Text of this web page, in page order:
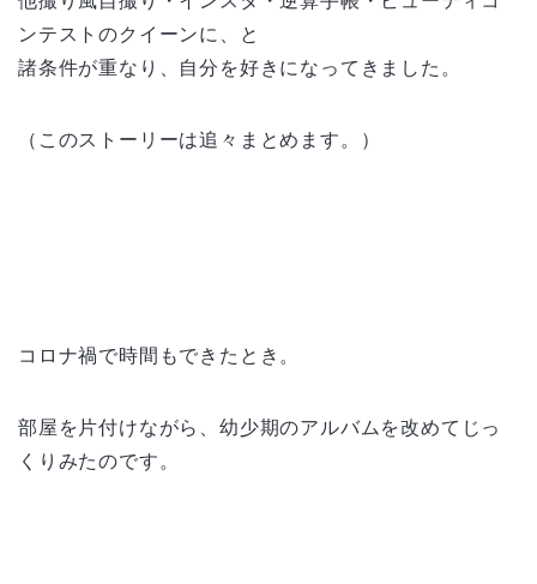
ンテストのクイーンに、と
諸条件が重なり、自分を好きになってきました。
（このストーリーは追々まとめます。）
コロナ禍で時間もできたとき。
部屋を片付けながら、幼少期のアルバムを改めてじっ
くりみたのです。